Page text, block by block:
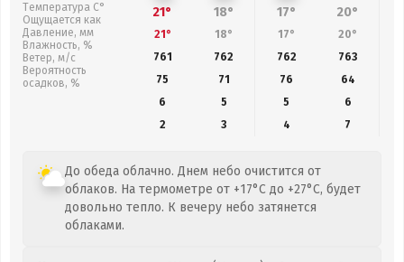
Температура С°
Ощущается как
Давление, мм
Влажность, %
Ветер, м/с
Вероятность
осадков, %
21° 18° 17° 20°
21° 18° 17° 20°
761
762 762 763
75
71 76 64
6
5 5
6
2
3 4 7
До обеда облачно. Днем небо очистится от
облаков. На термометре от +17°C до +27°C, будет
довольно тепло. К вечеру небо затянется
облаками.